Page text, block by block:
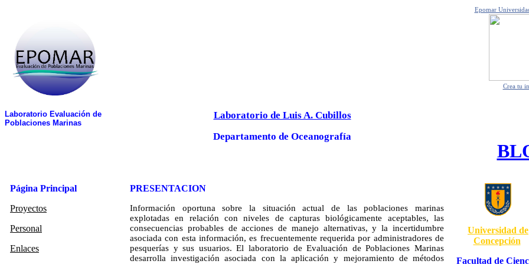
Epomar
Crea tu
Laboratorio Evaluación de
Poblaciones Marinas
Laboratorio de Luis A. Cubillos
Departamento de Oceanografía
Página Principal
Proyectos
Personal
Enlaces
PRESENTACION
Información oportuna sobre la situación actual de las poblaciones marinas
explotadas en relación con niveles de capturas biológicamente aceptables, las
consecuencias probables de acciones de manejo alternativas, y la incertidumbre
asociada con esta información, es frecuentemente requerida por administradores de
pesquerías y sus usuarios. El laboratorio de Evaluación de Poblaciones Marinas
desarrolla investigación asociada con la aplicación y mejoramiento de métodos
Universidad de
Concepción
Facultad de